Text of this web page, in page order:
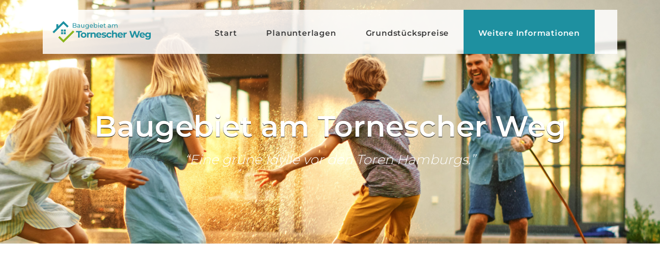
Start Planunterlagen Grundstückspreise Weitere Informationen
Baugebiet am Tornescher Weg
“Eine grüne Idylle vor den Toren Hamburgs.”